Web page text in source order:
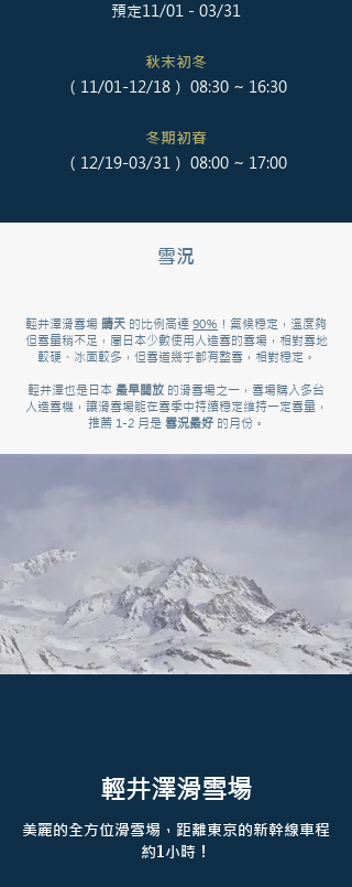
預定11/01 - 03/31
秋末初冬
（11/01-12/18） 08:30 ~ 16:30
冬期初春
（12/19-03/31） 08:00 ~ 17:00
雪況
輕井澤滑雪場 晴天 的比例高達 90％ ！氣候穩定，溫度夠
但雪量稍不足，屬日本少數使用人造雪的雪場，相對雪地
較硬、冰面較多，但雪道幾乎都有整雪，相對穩定。
輕井澤也是日本 最早開放 的滑雪場之一，雪場購入多台
人造雪機，讓滑雪場能在雪季中持續穩定維持一定雪量，
推薦 1-2 月是 雪況最好的月份。
輕井澤滑雪場
美麗的全方位滑雪場，距離東京的新幹線車程
約1小時！